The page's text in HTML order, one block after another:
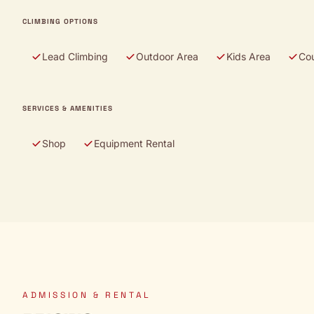
CLIMBING OPTIONS
Lead Climbing Outdoor Area Kids Area
SERVICES & AMENITIES
Shop Equipment Rental
ADMISSION & RENTAL